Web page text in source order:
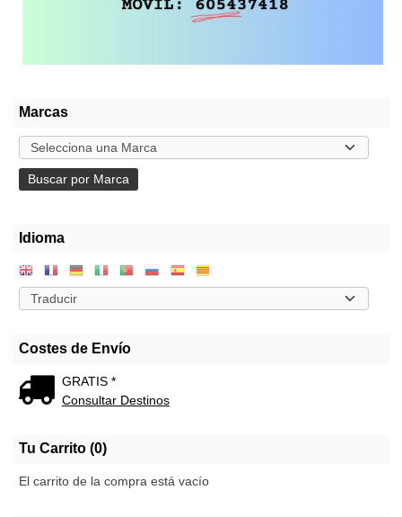
Marcas
Idioma
Costes de Envío
GRATIS *
Consultar Destinos
Tu Carrito (0)
El carrito de la compra está vacío